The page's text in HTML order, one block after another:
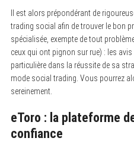
Il est alors prépondérant de
trading social afin de trouver le bon
spécialisée, exempte de tout
ceux qui ont pignon sur rue) : les
particulière dans la réussite de sa
mode social trading. Vous pourrez
sereinement.
eToro : la plateforme
confiance
S